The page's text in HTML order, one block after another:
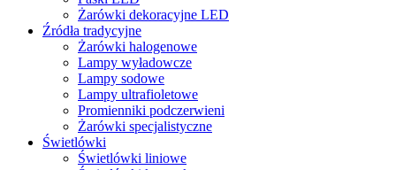
Żarówki dekoracyjne LED
Źródła tradycyjne
Żarówki halogenowe
Lampy wyładowcze
Lampy sodowe
Lampy ultrafioletowe
Promienniki podczerwieni
Żarówki specjalistyczne
Świetlówki
Świetlówki liniowe